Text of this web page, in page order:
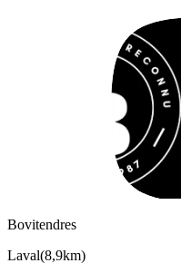
Bovitendres
Laval(8,9km)